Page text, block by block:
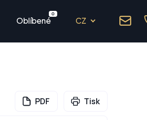
Oblíbené
0
CZ
PDF Tisk